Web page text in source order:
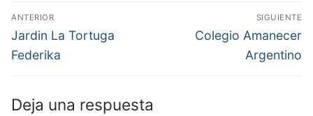
Navegación
de
entradas
ANTERIOR
Entrada
anterior:
Jardin La Tortuga
Federika
SIGUIENTE
Entrada
Colegio Amanecer
Argentino
Deja una respuesta